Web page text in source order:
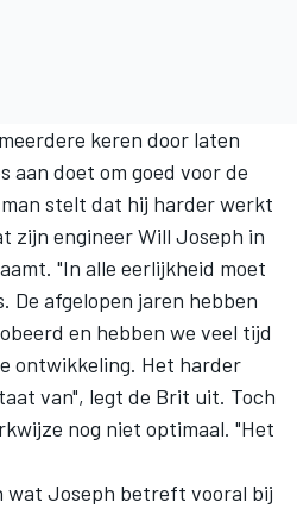
keren door laten
aan doet om goed voor de
stelt dat hij harder werkt
zijn engineer Will Joseph in
"In alle eerlijkheid moet
De afgelopen jaren hebben
en hebben we veel tijd
ontwikkeling. Het harder
van", legt de Brit uit. Toch
nog niet optimaal. "Het
wat Joseph betreft vooral bij